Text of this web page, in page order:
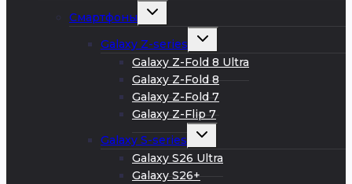
Смартфоны
Развернуть
Galaxy Z-series
Развернуть
меню
Galaxy Z-Fold 8 Ultra
Galaxy Z-Fold 8
Galaxy Z-Fold 7
Galaxy Z-Flip 7
Galaxy S-series
Развернуть
меню
Galaxy S26 Ultra
Galaxy S26+